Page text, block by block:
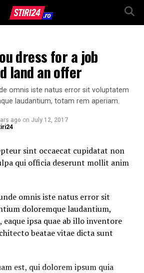
dress for a job
land an offer
omnis iste natus error sit voluptatem
laudantium, totam rem aperiam.
ago on July 12, 2017
sint occaecat cupidatat non
qui officia deserunt mollit anim
omnis iste natus error sit
doloremque laudantium,
ipsa quae ab illo inventore
beatae vitae dicta sunt
est, qui dolorem ipsum quia